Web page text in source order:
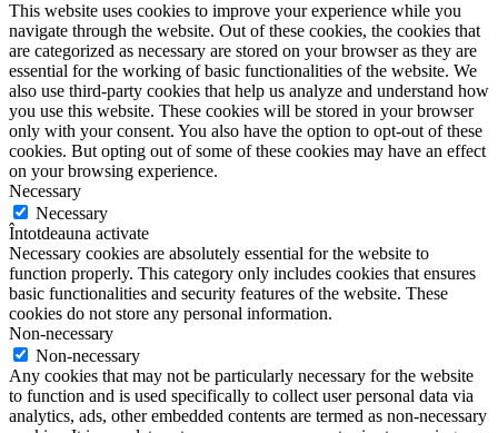
This website uses cookies to improve your experience while you
navigate through the website. Out of these cookies, the cookies that
are categorized as necessary are stored on your browser as they are
essential for the working of basic functionalities of the website. We
also use third-party cookies that help us analyze and understand how
you use this website. These cookies will be stored in your browser
only with your consent. You also have the option to opt-out of these
cookies. But opting out of some of these cookies may have an effect
on your browsing experience.
Necessary
Necessary
Întotdeauna activate
Necessary cookies are absolutely essential for the website to
function properly. This category only includes cookies that ensures
basic functionalities and security features of the website. These
cookies do not store any personal information.
Non-necessary
Non-necessary
Any cookies that may not be particularly necessary for the website
to function and is used specifically to collect user personal data via
analytics, ads, other embedded contents are termed as non-necessary